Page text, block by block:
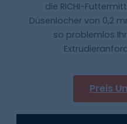
die RICHI-
Düsenlöcher von 0,2
so problemlos
Preis